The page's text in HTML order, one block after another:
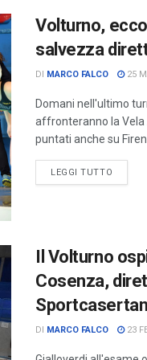
Volturno,
salvezza
DI MARCO FALCO 25
Domani nell'ultimo
affronteranno la Vela
puntati anche su
LEGGI TUTTO
Il Volturno
Cosenza,
DI MARCO FALCO 23